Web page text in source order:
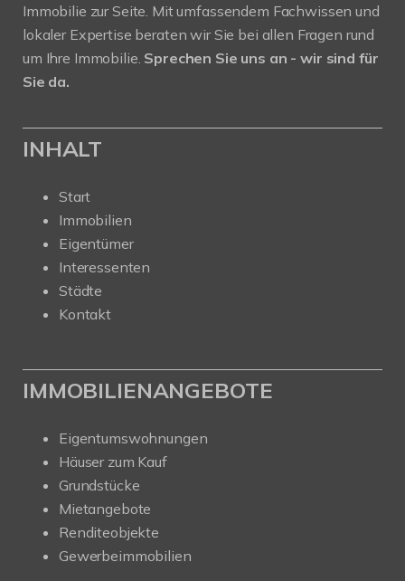
Immobilie zur Seite. Mit umfassendem Fachwissen und
lokaler Expertise beraten wir Sie bei allen Fragen rund
um Ihre Immobilie. Sprechen Sie uns an - wir sind für
Sie da.
INHALT
Start
Immobilien
Eigentümer
Interessenten
Städte
Kontakt
IMMOBILIENANGEBOTE
Eigentumswohnungen
Häuser zum Kauf
Grundstücke
Mietangebote
Renditeobjekte
Gewerbeimmobilien